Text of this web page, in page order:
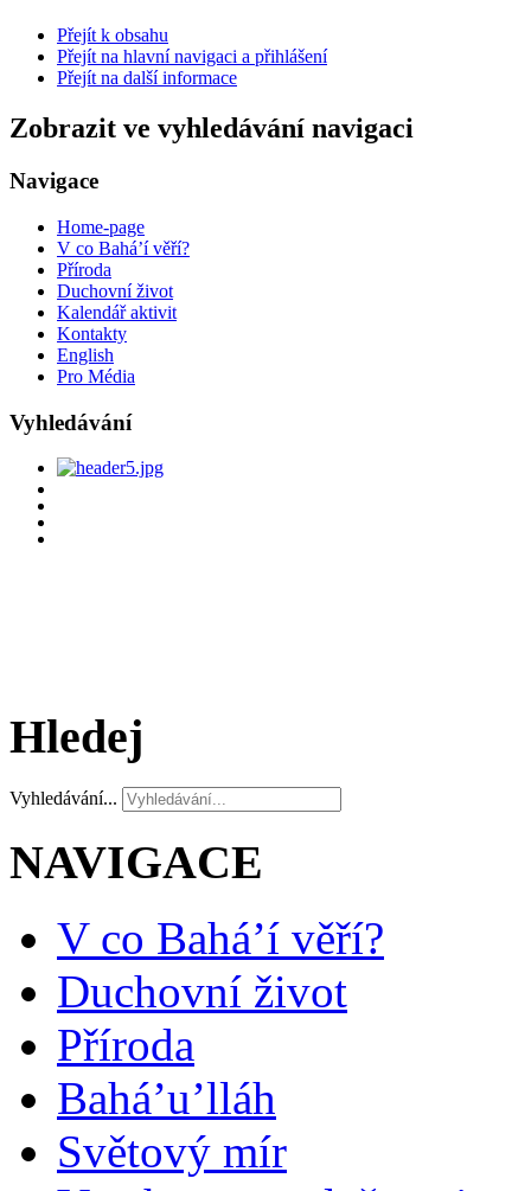
Přejít k obsahu
Přejít na hlavní navigaci a přihlášení
Přejít na další informace
Zobrazit ve vyhledávání navigaci
Navigace
Home-page
V co Bahá’í věří?
Příroda
Duchovní život
Kalendář aktivit
Kontakty
English
Pro Média
Vyhledávání
Hledej
Vyhledávání...
NAVIGACE
V co Bahá’í věří?
Duchovní život
Příroda
Bahá’u’lláh
Světový mír